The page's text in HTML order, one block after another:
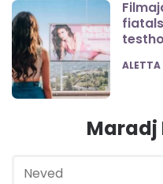
POSTED
ALETTA
Maradj